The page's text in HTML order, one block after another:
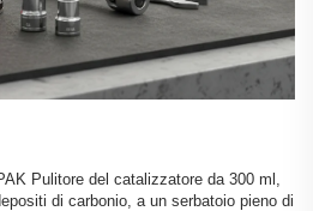
Pulitore del catalizzatore da 300 ml,
di carbonio, a un serbatoio pieno di